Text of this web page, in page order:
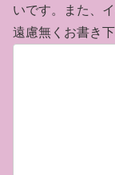
いです。また、
遠慮無くお書き下